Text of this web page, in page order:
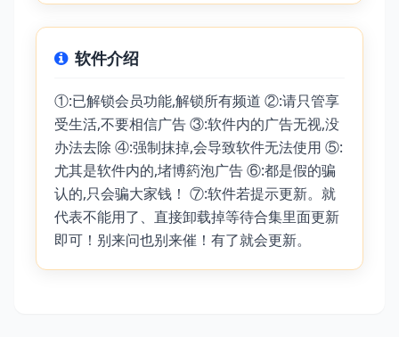
软件介绍
①:已解锁会员功能,解锁所有频道 ②:请只管享
受生活,不要相信广告 ③:软件内的广告无视,没
办法去除 ④:强制抹掉,会导致软件无法使用 ⑤:
尤其是软件内的,堵博箹泡广告 ⑥:都是假的骗
认的,只会骗大家钱！ ⑦:软件若提示更新。就
代表不能用了、直接卸载掉等待合集里面更新
即可！别来问也别来催！有了就会更新。